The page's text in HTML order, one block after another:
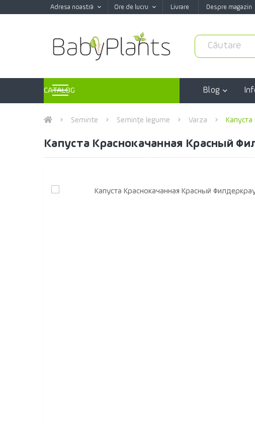
Adresa noastră Ore de lucru Livrare Despre magazin
CATALOG Blog
Seminte Semințe legume Varza
Капуста Краснокачанная Красный